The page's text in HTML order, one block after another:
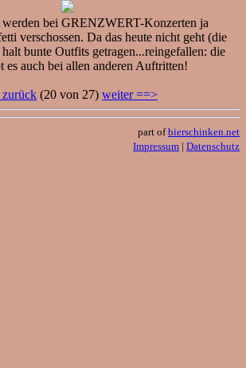
bei GRENZWERT-Konzerten ja
verschossen. Da das heute nicht geht (die
bunte Outfits getragen...reingefallen: die
es auch bei allen anderen Auftritten!
(20 von 27) weiter ==>
part ofbierschinken.net
Impressum | Datenschutz